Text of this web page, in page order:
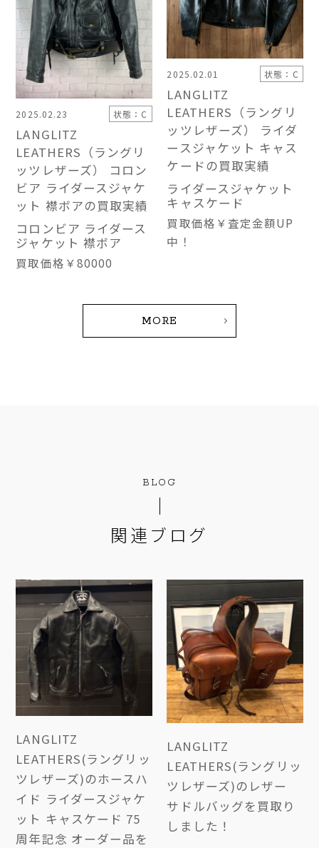
2025.02.23 状態：C
LANGLITZ
LEATHERS（ラングリ
ッツレザーズ） コロン
ビア ライダースジャケ
ット 襟ボアの買取実績
コロンビア ライダース
ジャケット 襟ボア
買取価格 ￥80000
2025.02.01 状態：C
LANGLITZ
LEATHERS（ラングリ
ッツレザーズ） ライダ
ースジャケット キャス
ケードの買取実績
ライダースジャケット
キャスケード
買取価格 ￥査定金額UP
中！
MORE
BLOG
関連ブログ
LANGLITZ
LEATHERS(ラングリッ
ツレザーズ)のホースハ
イド ライダースジャケ
ット キャスケード 75
周年記念 オーダー品を
LANGLITZ
LEATHERS(ラングリッ
ツレザーズ)のレザー
サドルバッグを買取り
しました！